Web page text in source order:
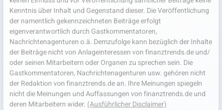
Kenntnis über Inhalt und Gegenstand dieser. Die Veröffentlichung
der namentlich gekennzeichneten Beiträge erfolgt
eigenverantwortlich durch Gastkommentatoren,
Nachrichtenagenturen o.ä. Demzufolge kann bezüglich der Inhalte
der Beiträge nicht von Anlageinteressen von finanztrends.de und/
oder seinen Mitarbeitern oder Organen zu sprechen sein. Die
Gastkommentatoren, Nachrichtenagenturen usw. gehören nicht
der Redaktion von finanztrends.de an. Ihre Meinungen spiegeln
nicht die Meinungen und Auffassungen von finanztrends.de und
deren Mitarbeitern wider. (Ausführlicher Disclaimer)